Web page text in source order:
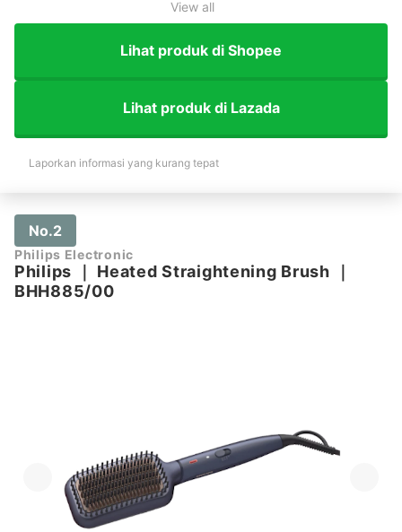
View all
Lihat produk di Shopee
Lihat produk di Lazada
Laporkan informasi yang kurang tepat
No.2
Philips Electronic
Philips Heated Straightening Brush
BHH885/00